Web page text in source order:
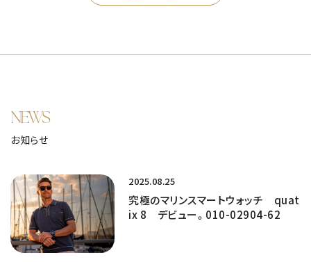
NEWS
お知らせ
2025.08.25
究極のマリンスマートウォッチ quat
ix 8 デビュー。010-02904-62